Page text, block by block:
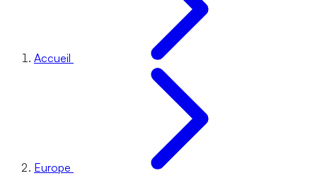
Accueil
Europe